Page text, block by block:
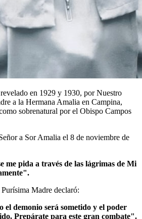
en 1929 y 1930, por Nuestro
a la Hermana Amalia en Campina,
sobrenatural por el Obispo Campos
a Sor Amalia el 8 de noviembre de
me pida a través de las lágrimas de Mi
Madre declaró:
el demonio será sometido y el poder
Prepárate para este gran combate".